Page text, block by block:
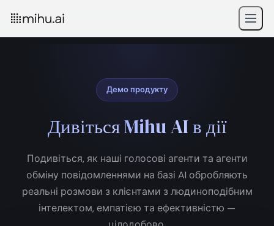
Демо продукту
ДивітьсяMihu AIв дії
Подивіться, як наші голосові агенти та агенти
обміну повідомленнями на базі AI обробляють
реальні розмови з клієнтами з людиноподібним
інтелектом, емпатією та ефективністю —